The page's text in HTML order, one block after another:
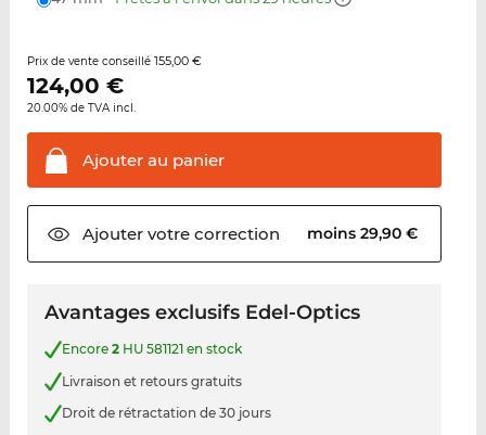
Prix de vente conseillé 155,00 €
124,00 €
20.00% de TVA incl.
Ajouter au panier
Ajouter votrecorrection moins 29,90 €
Avantages exclusifs Edel-Optics
Encore 2HU 581121 en stock
Livraison et retours gratuits
Droit de rétractation de 30 jours